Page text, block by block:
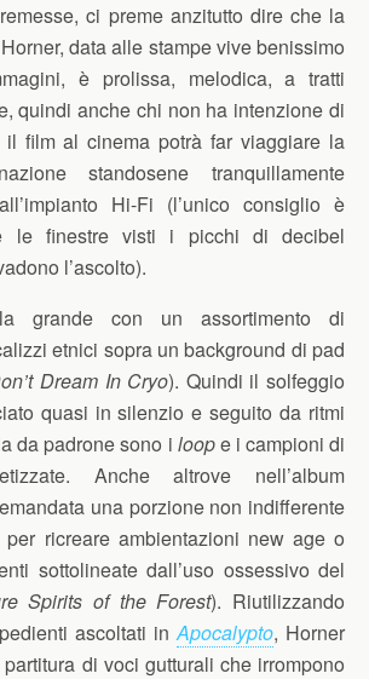
ci preme anzitutto dire che la
data alle stampe vive benissimo
è prolissa, melodica, a tratti
quindi anche chi non ha intenzione di
film al cinema potrà far viaggiare la
standosene tranquillamente
Hi-Fi (l’unico consiglio è
le finestre visti i picchi di decibel
l’ascolto).
grande con un assortimento di
etnici sopra un background di pad
Dream In Cryo). Quindi il solfeggio
quasi in silenzio e seguito da ritmi
da padrone sono i loope i campioni di
Anche altrove nell’album
una porzione non indifferente
ricreare ambientazioni new age o
sottolineate dall’uso ossessivo del
Spirits of the Forest). Riutilizzando
ascoltati inApocalypto, Horner
di voci gutturali che irrompono